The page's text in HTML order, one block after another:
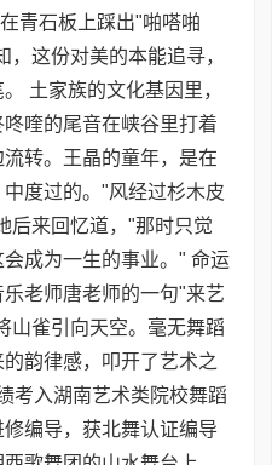
青石板上踩出"啪嗒啪
这份对美的本能追寻，
土家族的文化基因里，
喹的尾音在峡谷里打着
转。王晶的童年，是在
度过的。"风经过杉木皮
后来回忆道，"那时只觉
成为一生的事业。" 命运
老师唐老师的一句"来艺
山雀引向天空。毫无舞蹈
韵律感，叩开了艺术之
考入湖南艺术类院校舞蹈
编导，获北舞认证编导